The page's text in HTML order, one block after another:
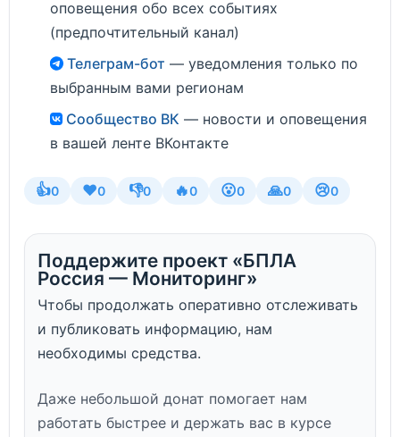
оповещения обо всех событиях
(предпочтительный канал)
Телеграм-бот — уведомления только по
выбранным вами регионам
Сообщество ВК — новости и оповещения
в вашей ленте ВКонтакте
👍0 ❤️0 👎0 🔥0 😮0 🙏0 😢0
Поддержите проект «БПЛА
Россия — Мониторинг»
Чтобы продолжать оперативно отслеживать
и публиковать информацию, нам
необходимы средства.
Даже небольшой донат помогает нам
работать быстрее и держать вас в курсе